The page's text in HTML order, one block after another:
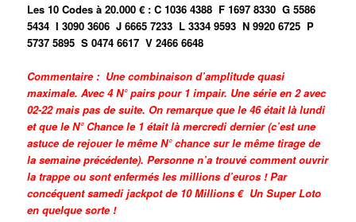
Les 10 Codes à 20.000 € :C 1036 4388 F 1697 8330G 5586
5434I 3090 3606J 6665 7233 L 3334 9593N 9920 6725 P
5737 5895S 0474 6617V 2466 6648
Commentaire : Une combinaison d’amplitude quasi
maximale. Avec 4 N° pairs pour 1 impair. Une série en 2 avec
02-22 mais pas de suite. On remarque que le 46 était là lundi
et que le N° Chance le 1 était là mercredi dernier (c’est une
astuce de rejouer le même N° chance sur le même tirage de
la semaine précédente). Personne n’a trouvé comment ouvrir
la trappe ou sont enfermés les millions d’euros ! Par
concéquent samedi jackpot de 10 Millions € Un Super Loto
en quelque sorte !